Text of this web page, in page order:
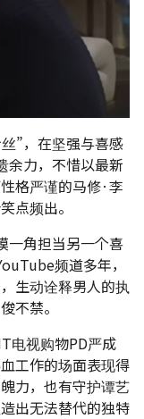
”，在坚强与喜感
余力，不惜以最新
格严谨的马修·李
点频出。
一角担当另一个喜
频道多年，
生动诠释男人的执
不禁。
电视购物PD严成
工作的场面表现得
力，也有守护谭艺
出无法替代的独特